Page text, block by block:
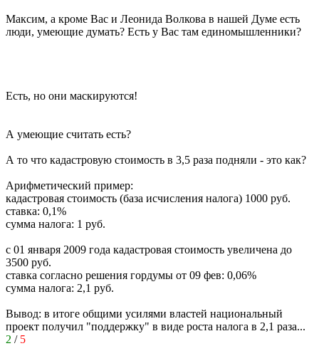
Максим, а кроме Вас и Леонида Волкова в нашей Думе есть
люди, умеющие думать? Есть у Вас там единомышленники?
Есть, но они маскируются!
А умеющие считать есть?
А то что кадастровую стоимость в 3,5 раза подняли - это как?
Арифметический пример:
кадастровая стоимость (база исчисления налога) 1000 руб.
ставка: 0,1%
сумма налога: 1 руб.
с 01 января 2009 года кадастровая стоимость увеличена до
3500 руб.
ставка согласно решения гордумы от 09 фев: 0,06%
сумма налога: 2,1 руб.
Вывод: в итоге общими усилями властей национальный
проект получил "поддержку" в виде роста налога в 2,1 раза...
2 / 5